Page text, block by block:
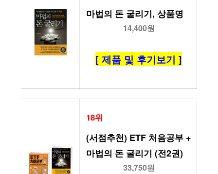
마법의 돈 굴리기, 상품명
14,400원
[ 제품 및 후기보기 ]
18위
(서점추천) ETF 처음공부 +
마법의 돈 굴리기 (전2권)
33,750원